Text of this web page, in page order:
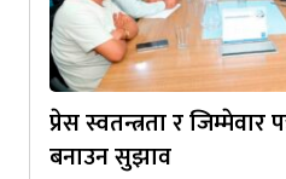
प्रेस स्वतन्त्रता र जिम्मेवार
बनाउन सुझाव